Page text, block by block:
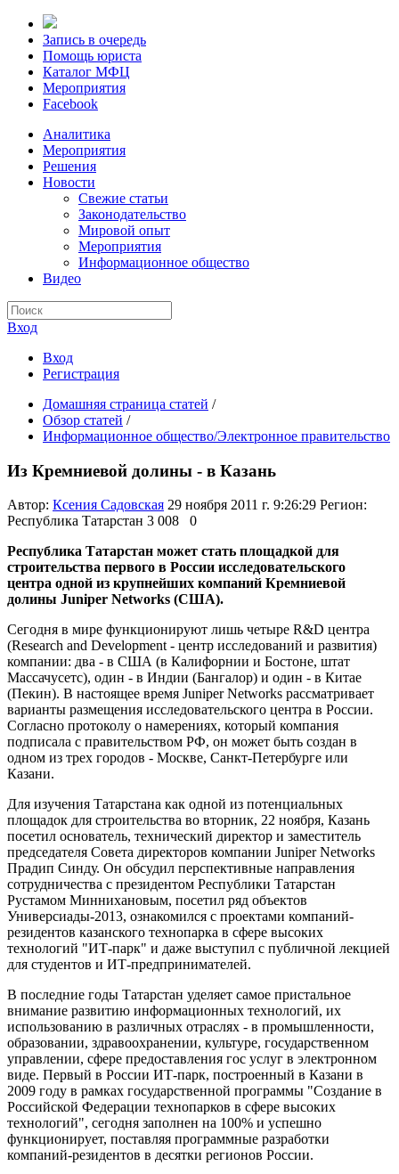
Запись в очередь
Помощь юриста
Каталог МФЦ
Мероприятия
Facebook
Аналитика
Мероприятия
Решения
Новости
Свежие статьи
Законодательство
Мировой опыт
Мероприятия
Информационное общество
Видео
Вход
Вход
Регистрация
Домашняя страница статей /
Обзор статей /
Информационное общество/Электронное правительство
Из Кремниевой долины - в Казань
Автор: Ксения Садовская 29 ноября 2011 г. 9:26:29 Регион:
Республика Татарстан 3 008 0
Республика Татарстан может стать площадкой для
строительства первого в России исследовательского
центра одной из крупнейших компаний Кремниевой
долины Juniper Networks (США).
Сегодня в мире функционируют лишь четыре R&D центра
(Research and Development - центр исследований и развития)
компании: два - в США (в Калифорнии и Бостоне, штат
Массачусетс), один - в Индии (Бангалор) и один - в Китае
(Пекин). В настоящее время Juniper Networks рассматривает
варианты размещения исследовательского центра в России.
Согласно протоколу о намерениях, который компания
подписала с правительством РФ, он может быть создан в
одном из трех городов - Москве, Санкт-Петербурге или
Казани.
Для изучения Татарстана как одной из потенциальных
площадок для строительства во вторник, 22 ноября, Казань
посетил основатель, технический директор и заместитель
председателя Совета директоров компании Juniper Networks
Прадип Синду. Он обсудил перспективные направления
сотрудничества с президентом Республики Татарстан
Рустамом Миннихановым, посетил ряд объектов
Универсиады-2013, ознакомился с проектами компаний-
резидентов казанского технопарка в сфере высоких
технологий "ИТ-парк" и даже выступил с публичной лекцией
для студентов и ИТ-предпринимателей.
В последние годы Татарстан уделяет самое пристальное
внимание развитию информационных технологий, их
использованию в различных отраслях - в промышленности,
образовании, здравоохранении, культуре, государственном
управлении, сфере предоставления гос услуг в электронном
виде. Первый в России ИТ-парк, построенный в Казани в
2009 году в рамках государственной программы "Создание в
Российской Федерации технопарков в сфере высоких
технологий", сегодня заполнен на 100% и успешно
функционирует, поставляя программные разработки
компаний-резидентов в десятки регионов России.